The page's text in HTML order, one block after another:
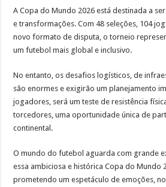
A Copa do Mundo 2026 está destinada a
e transformações. Com 48 seleções, 104
novo formato de disputa, o torneio
um futebol mais global e inclusivo.
No entanto, os desafios logísticos, de
são enormes e exigirão um planejamento
jogadores, será um teste de resistência
torcedores, uma oportunidade única de
continental.
O mundo do futebol aguarda com grande
essa ambiciosa e histórica Copa do Mundo
prometendo um espetáculo de emoções,